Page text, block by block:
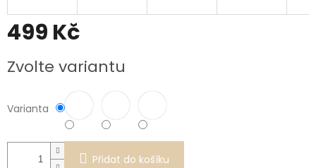
499 Kč
cena:
Zvolte variantu
Varianta
Přidat do košíku